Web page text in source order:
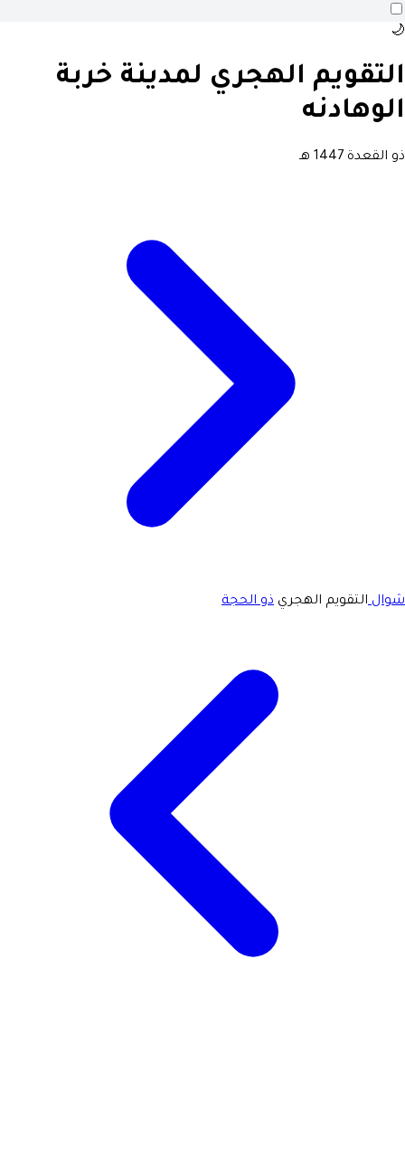
🌙
التقويم الهجري لمدينة خربة
الوهادنه
ذو القعدة 1447 هـ
شوالالتقويم الهجري ذو الحجة